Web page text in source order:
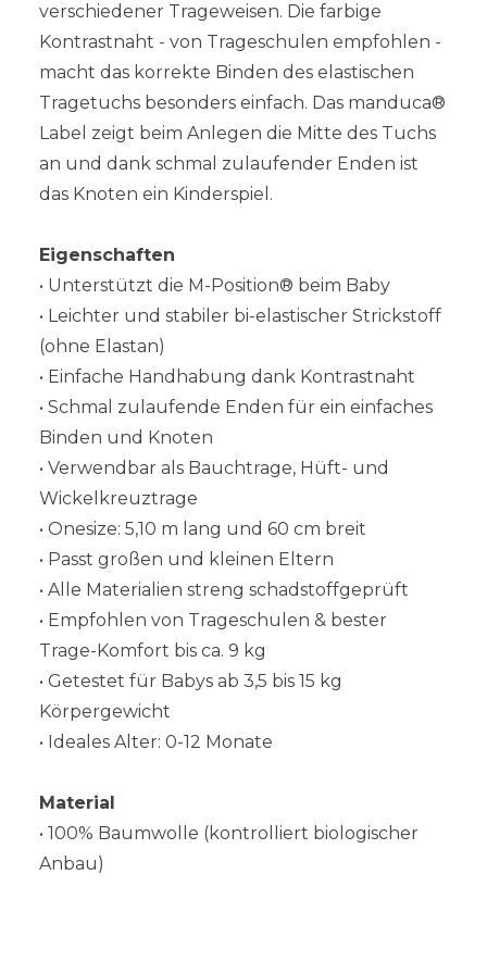
verschiedener Trageweisen. Die farbige
Kontrastnaht - von Trageschulen empfohlen -
macht das korrekte Binden des elastischen
Tragetuchs besonders einfach. Das manduca®
Label zeigt beim Anlegen die Mitte des Tuchs
an und dank schmal zulaufender Enden ist
das Knoten ein Kinderspiel.
Eigenschaften
• Unterstützt die M-Position® beim Baby
• Leichter und stabiler bi-elastischer Strickstoff
(ohne Elastan)
• Einfache Handhabung dank Kontrastnaht
• Schmal zulaufende Enden für ein einfaches
Binden und Knoten
• Verwendbar als Bauchtrage, Hüft- und
Wickelkreuztrage
• Onesize: 5,10 m lang und 60 cm breit
• Passt großen und kleinen Eltern
• Alle Materialien streng schadstoffgeprüft
• Empfohlen von Trageschulen & bester
Trage-Komfort bis ca. 9 kg
• Getestet für Babys ab 3,5 bis 15 kg
Körpergewicht
• Ideales Alter: 0-12 Monate
Material
• 100% Baumwolle (kontrolliert biologischer
Anbau)